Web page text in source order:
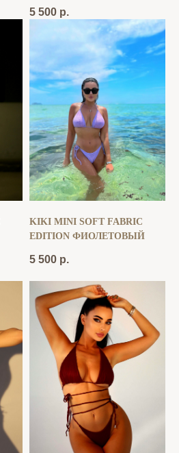
5 500 р.
KIKI MINI SOFT FABRIC
EDITION ФИОЛЕТОВЫЙ
5 500 р.